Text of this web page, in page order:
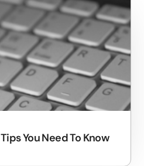
You Need To Know